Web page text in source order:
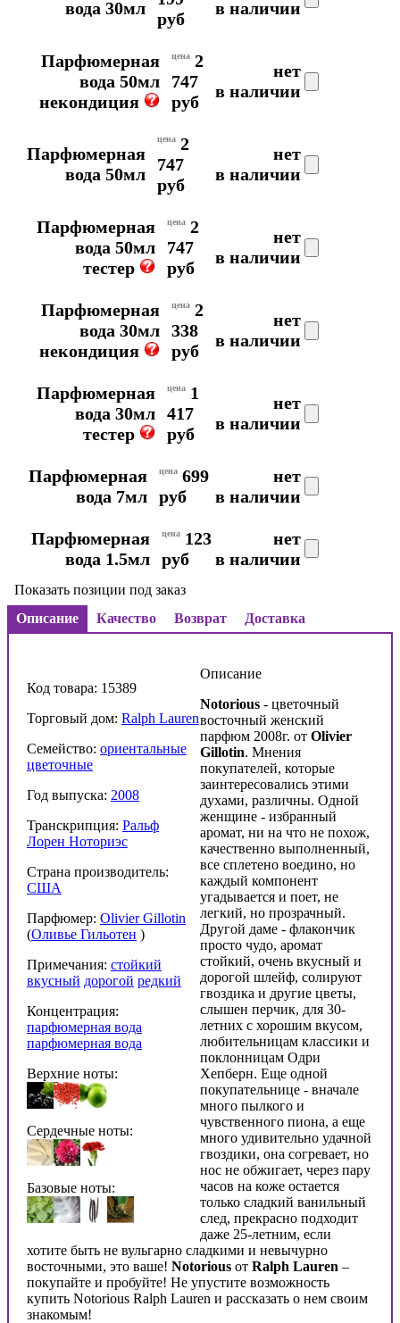
вода 30мл
руб
в наличии
Парфюмерная
вода 50мл
некондиция
цена 2
747
руб
нет
в наличии
Парфюмерная
вода 50мл
цена 2
747
руб
нет
в наличии
Парфюмерная
вода 50мл
тестер
цена 2
747
руб
нет
в наличии
Парфюмерная
вода 30мл
некондиция
цена 2
338
руб
нет
в наличии
Парфюмерная
вода 30мл
тестер
цена 1
417
руб
нет
в наличии
Парфюмерная
вода 7мл
цена 699
руб
нет
в наличии
Парфюмерная
вода 1.5мл
цена 123
руб
нет
в наличии
Показать позиции под заказ
Описание
Качество Возврат Доставка
Код товара: 15389
Торговый дом: Ralph Lauren
Семейство: ориентальные
цветочные
Год выпуска: 2008
Транскрипция: Ральф
Лорен Ноториэс
Страна производитель:
США
Парфюмер: Olivier Gillotin
(Оливье Гильотен )
Примечания: стойкий
вкусный дорогой редкий
Концентрация:
парфюмерная вода
парфюмерная вода
Верхние ноты:
Сердечные ноты:
Базовые ноты:
Описание
Notorious - цветочный
восточный женский
парфюм 2008г. от Olivier
Gillotin. Мнения
покупателей, которые
заинтересовались этими
духами, различны. Одной
женщине - избранный
аромат, ни на что не похож,
качественно выполненный,
все сплетено воедино, но
каждый компонент
угадывается и поет, не
легкий, но прозрачный.
Другой даме - флакончик
просто чудо, аромат
стойкий, очень вкусный и
дорогой шлейф, солируют
гвоздика и другие цветы,
слышен перчик, для 30-
летних с хорошим вкусом,
любительницам классики и
поклонницам Одри
Хепберн. Еще одной
покупательнице - вначале
много пылкого и
чувственного пиона, а еще
много удивительно удачной
гвоздики, она согревает, но
нос не обжигает, через пару
часов на коже остается
только сладкий ванильный
след, прекрасно подходит
даже 25-летним, если
хотите быть не вульгарно сладкими и невычурно
восточными, это ваше! Notorious от Ralph Lauren –
покупайте и пробуйте! Не упустите возможность
купить Notorious Ralph Lauren и рассказать о нем своим
знакомым!